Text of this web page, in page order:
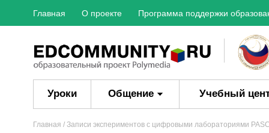
Главная О проекте Программа поддержки
Уроки Общение Учебный
Главная / Записи экспериментов с цифровыми лабораториями